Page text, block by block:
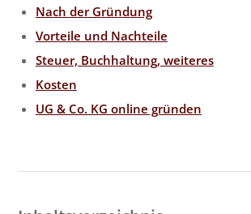
Nach der Gründung
Vorteile und Nachteile
Steuer, Buchhaltung, weiteres
Kosten
UG & Co. KG online gründen